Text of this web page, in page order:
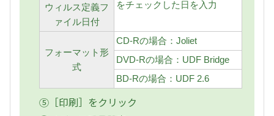
をチェックした日を入力
ウィルス定義フ
ァイル日付
フォーマット形
式
CD-Rの場合：Joliet
DVD-Rの場合：UDF Bridge
BD-Rの場合：UDF 2.6
⑤［印刷］をクリック